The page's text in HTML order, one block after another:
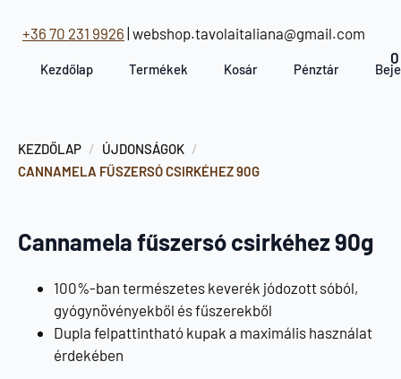
+36 70 231 9926 | webshop.tavolaitaliana@gmail.com
Kezdőlap Termékek Kosár Pénztár
0
KEZDŐLAP
ÚJDONSÁGOK
CANNAMELA FŰSZERSÓ CSIRKÉHEZ 90G
Cannamela fűszersó csirkéhez 90g
100%-ban természetes keverék jódozott sóból,
gyógynövényekből és fűszerekből
Dupla felpattintható kupak a maximális használat
érdekében